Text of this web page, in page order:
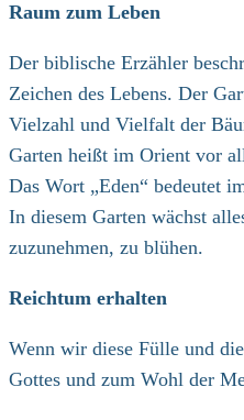
Raum zum Leben
Der biblische Erzähler
Zeichen des Lebens. Der
Vielzahl und Vielfalt der
Garten heißt im Orient vor
Das Wort „Eden“ bedeutet
In diesem Garten wächst
zuzunehmen, zu blühen.
Reichtum erhalten
Wenn wir diese Fülle und
Gottes und zum Wohl der